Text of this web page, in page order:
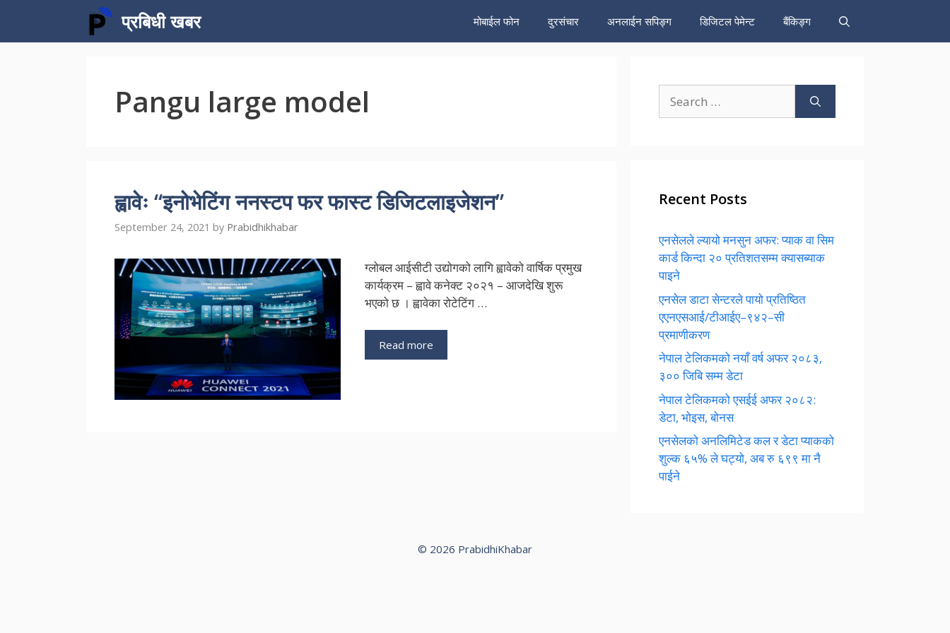
content
प्रबिधी खबर मोबाईल फोन दुरसंचार अनलाईन सपिङ्ग डिजिटल पेमेन्ट बैंकिङ्ग
Pangu large model
ह्वावेः “इनोभेटिंग ननस्टप फर फास्ट डिजिटलाइजेशन”
September 24, 2021 by Prabidhikhabar
ग्लोबल आईसीटी उद्योगको लागि ह्वावेको वार्षिक प्रमुख
कार्यक्रम – ह्वावे कनेक्ट २०२१ – आजदेखि शुरू
भएको छ । ह्वावेका रोटेटिंग …
Read more
for:
Recent Posts
एनसेलले ल्यायो मनसुन अफर: प्याक वा सिम
कार्ड किन्दा २० प्रतिशतसम्म क्यासब्याक
पाइने
एनसेल डाटा सेन्टरले पायो प्रतिष्ठित
एएनएसआई/टीआईए–९४२–सी
प्रमाणीकरण
नेपाल टेलिकमको नयाँ वर्ष अफर २०८३,
३०० जिबि सम्म डेटा
नेपाल टेलिकमको एसईई अफर २०८२:
डेटा, भोइस, बोनस
एनसेलको अनलिमिटेड कल र डेटा प्याकको
शुल्क ६५% ले घट्यो, अब रु ६९९ मा नै
पाईने
© 2026 PrabidhiKhabar